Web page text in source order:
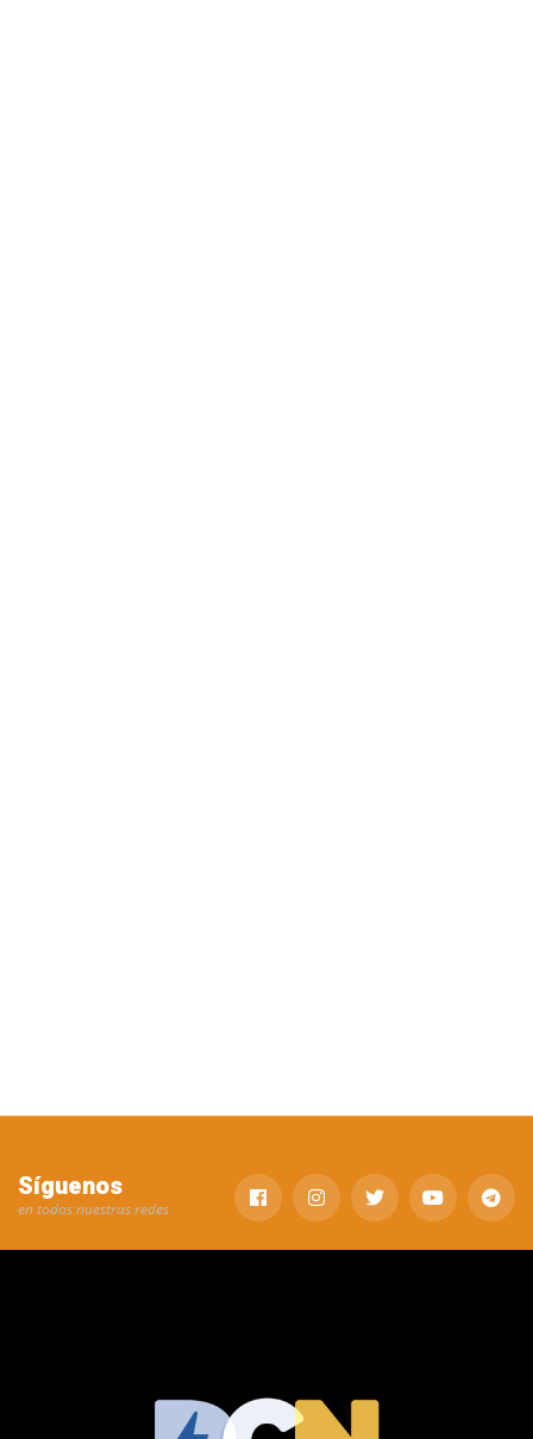
Síguenos
en todas nuestras redes